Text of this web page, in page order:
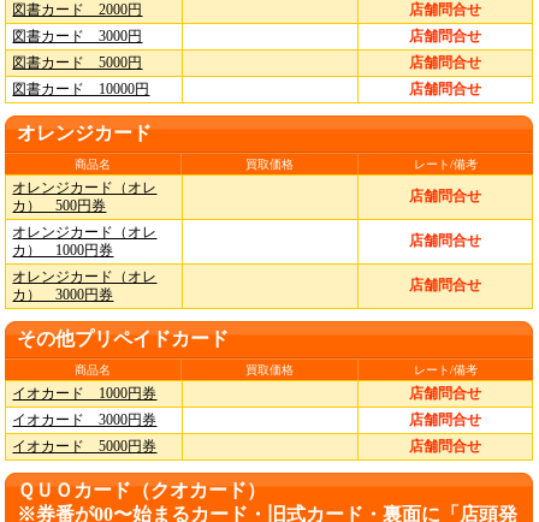
図書カード 2000円
店舗問合せ
図書カード 3000円
店舗問合せ
図書カード 5000円
店舗問合せ
図書カード 10000円
店舗問合せ
オレンジカード
商品名 買取価格 レート/備考
オレンジカード（オレ
カ） 500円券
店舗問合せ
オレンジカード（オレ
カ） 1000円券
店舗問合せ
オレンジカード（オレ
カ） 3000円券
店舗問合せ
その他プリペイドカード
商品名 買取価格 レート/備考
イオカード 1000円券
店舗問合せ
イオカード 3000円券
店舗問合せ
イオカード 5000円券
店舗問合せ
ＱＵＯカード（クオカード）
※券番が00〜始まるカード・旧式カード・裏面に「店頭発